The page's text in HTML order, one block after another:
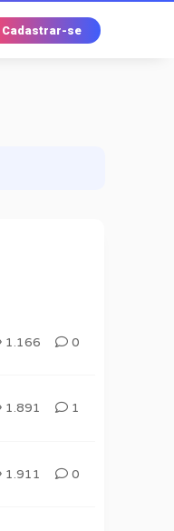
Cadastrar-se
1.166 0
1.891 1
1.911 0